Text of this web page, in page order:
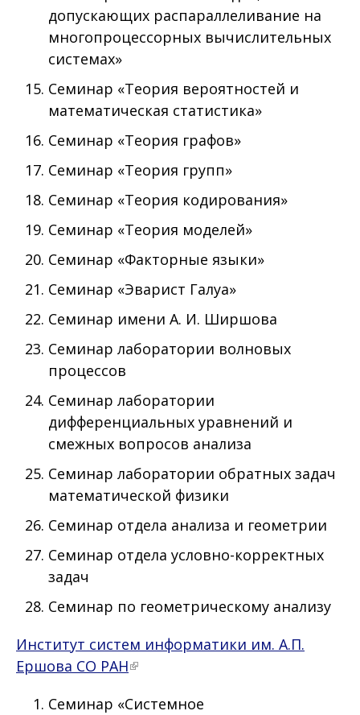
допускающих распараллеливание на
многопроцессорных вычислительных
системах»
Семинар «Теория вероятностей и
математическая статистика»
Семинар «Теория графов»
Семинар «Теория групп»
Семинар «Теория кодирования»
Семинар «Теория моделей»
Семинар «Факторные языки»
Семинар «Эварист Галуа»
Семинар имени А. И. Ширшова
Семинар лаборатории волновых
процессов
Семинар лаборатории
дифференциальных уравнений и
смежных вопросов анализа
Семинар лаборатории обратных задач
математической физики
Семинар отдела анализа и геометрии
Семинар отдела условно-корректных
задач
Семинар по геометрическому анализу
Институт систем информатики им. А.П.
Ершова СО РАН
Семинар «Системное